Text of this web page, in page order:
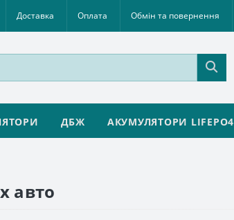
Доставка Оплата Обмін та повернення
ДБЖ АКУМУЛЯТОРИ LIFEPO4
авто